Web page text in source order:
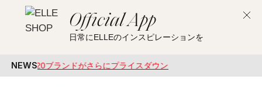
Official App
日常にELLEのインスピレーションを
NEWS
ンドがさらにプライスダウン